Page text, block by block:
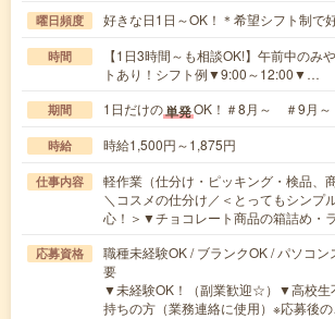
曜日頻度 好きな日1日～OK！＊希望シフト制で
時間
【1日3時間～も相談OK!】午前中のみ
トあり！シフト例▼9:00～12:00▼…
期間 1日だけの単発OK！＃8月～ ＃9月～
時給 時給1,500円～1,875円
仕事内容
軽作業（仕分け・ピッキング・検品、
＼コスメの仕分け／＜とってもシンプ
心！＞▼チョコレート商品の箱詰め・
応募資格
職種未経験OK / ブランクOK / パソコン
要
▼未経験OK！（副業歓迎☆）▼高校生
持ちの方（業務連絡に使用）※応募後